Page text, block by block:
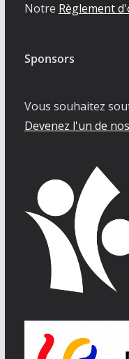
Notre Règlement
Sponsors
Vous souhaitez
Devenez l'un de